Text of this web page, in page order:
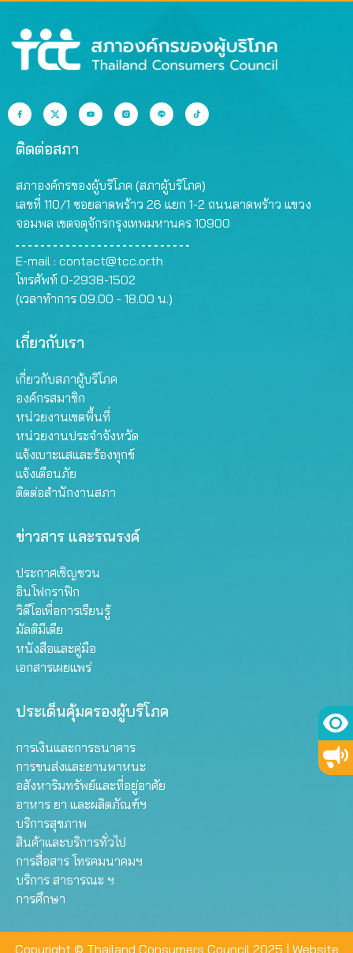
ติดต่อสภา
สภาองค์กรของผู้บริโภค (สภาผู้บริโภค)
เลขที่ 110/1 ซอยลาดพร้าว 26 แยก 1-2 ถนนลาดพร้าว แขวง
จอมพล เขตจตุจักรกรุงเทพมหานคร 10900
E-mail : contact@tcc.or.th
โทรศัพท์ 0-2938-1502
(เวลาทำการ 09.00 - 18.00 น.)
เกี่ยวกับเรา
เกี่ยวกับสภาผู้บริโภค
องค์กรสมาชิก
หน่วยงานเขตพื้นที่
หน่วยงานประจำจังหวัด
แจ้งเบาะแสและร้องทุกข์
แจ้งเตือนภัย
ติดต่อสำนักงานสภา
ข่าวสาร และรณรงค์
ประกาศเชิญชวน
อินโฟกราฟิก
วิดีโอเพื่อการเรียนรู้
มัลติมีเดีย
หนังสือและคู่มือ
เอกสารเผยแพร่
ประเด็นคุ้มครองผู้บริโภค
การเงินและการธนาคาร
การขนส่งและยานพาหนะ
อสังหาริมทรัพย์และที่อยู่อาศัย
อาหาร ยา และผลิตภัณฑ์ฯ
บริการสุขภาพ
สินค้าและบริการทั่วไป
การสื่อสาร โทรคมนาคมฯ
บริการ สาธารณะ ฯ
การศึกษา
Copyright © Thailand Consumers Council 2025 | Website